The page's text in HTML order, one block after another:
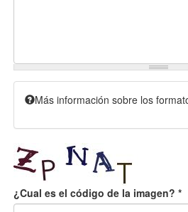
Más información sobre los
¿Cual es el código de la imagen? *